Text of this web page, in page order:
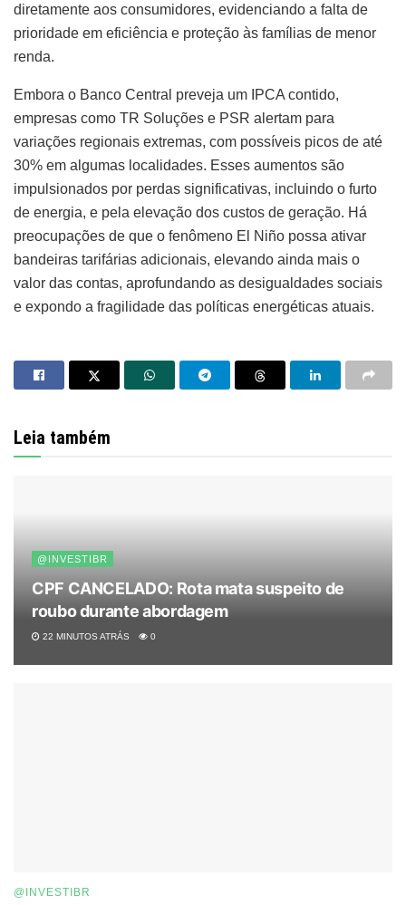
diretamente aos consumidores, evidenciando a falta de
prioridade em eficiência e proteção às famílias de menor
renda.
Embora o Banco Central preveja um IPCA contido,
empresas como TR Soluções e PSR alertam para
variações regionais extremas, com possíveis picos de até
30% em algumas localidades. Esses aumentos são
impulsionados por perdas significativas, incluindo o furto
de energia, e pela elevação dos custos de geração. Há
preocupações de que o fenômeno El Niño possa ativar
bandeiras tarifárias adicionais, elevando ainda mais o
valor das contas, aprofundando as desigualdades sociais
e expondo a fragilidade das políticas energéticas atuais.
Leia também
@INVESTIBR
CPF CANCELADO: Rota mata suspeito de
roubo durante abordagem
22 MINUTOS ATRÁS 0
@INVESTIBR